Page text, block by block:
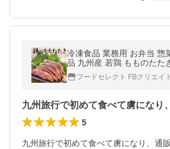
冷凍食品 業務用 お弁当 惣
品 九州産 若鶏 もものたた
もタタキ つまみ
フードセレクト FBクリエイト
5
九州旅行で初めて食べて虜になり、通